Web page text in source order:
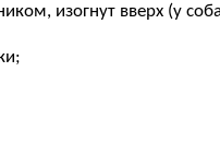
изогнут вверх (у